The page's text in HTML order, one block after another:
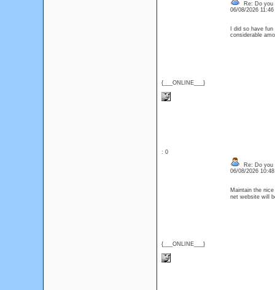
{___ONLINE___}
Re: Do you
06/08/2026
I did so have
considerable
: 0
{___ONLINE___}
Re: Do you
06/08/2026
Maintain the
net website will